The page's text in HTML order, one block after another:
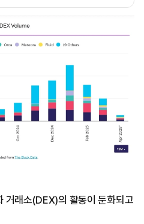
거래소(DEX)의 활동이 둔화되고